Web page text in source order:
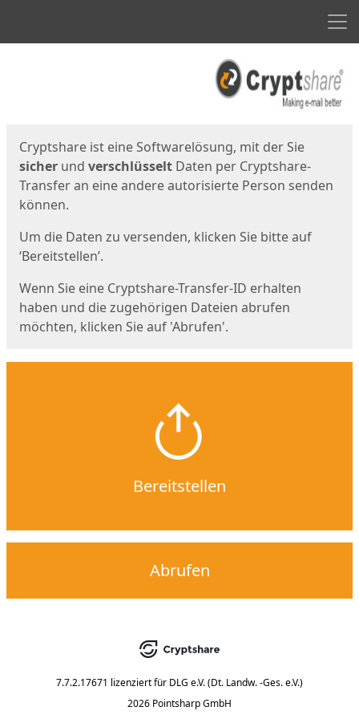
Cryptshare ist eine Softwarelösung, mit der Sie
sicher und verschlüsselt Daten per Cryptshare-
Transfer an eine andere autorisierte Person senden
können.
Um die Daten zu versenden, klicken Sie bitte auf
‘Bereitstellen’.
Wenn Sie eine Cryptshare-Transfer-ID erhalten
haben und die zugehörigen Dateien abrufen
möchten, klicken Sie auf 'Abrufen'.
Bereitstellen
Abrufen
7.7.2.17671 lizenziert für DLG e.V. (Dt. Landw. -Ges. e.V.)
2026 Pointsharp GmbH